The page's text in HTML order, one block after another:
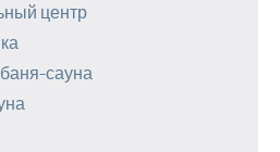
центр
сауна